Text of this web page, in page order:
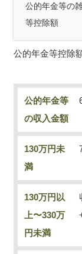
公的年金等の
等控除額
公的年金等控除
公的年金等
の収入金額
130万円未
満
130万円以
上〜330万
円未満